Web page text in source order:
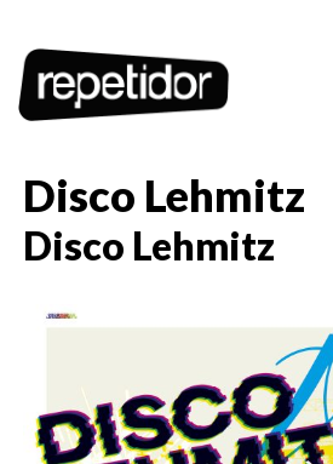
Artistas
Ediciones
Playlists
Contacto
CAT EUS ENG
Disco Lehmitz
Disco Lehmitz